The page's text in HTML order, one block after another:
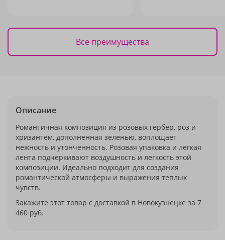
Все преимущества
Описание
Романтичная композиция из розовых гербер, роз и
хризантем, дополненная зеленью, воплощает
нежность и утонченность. Розовая упаковка и легкая
лента подчеркивают воздушность и легкость этой
композиции. Идеально подходит для создания
романтической атмосферы и выражения теплых
чувств.
Закажите этот товар с доставкой в Новокузнецке за 7
460 руб.